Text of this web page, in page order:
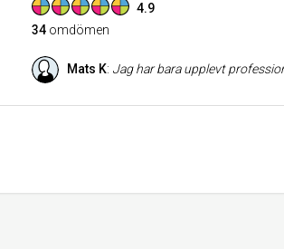
4.9
34 omdömen
Mats K: Jag har bara upplevt professionalitet av högsta rang, vänlighet och nytänkande i